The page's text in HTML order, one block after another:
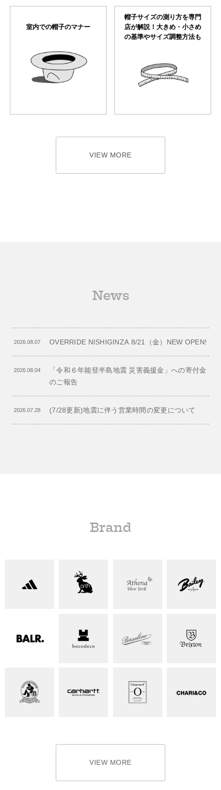
室内での帽子のマナー
帽子サイズの測り方を専門
店が解説！大きめ・小さめ
の基準やサイズ調整方法も
VIEW MORE
News
2026.08.07 OVERRIDE NISHIGINZA 8/21（金）NEW OPEN!
2026.08.04
「令和６年能登半島地震 災害義援金」への寄付金
のご報告
2026.07.28 (7/28更新)地震に伴う営業時間の変更について
Brand
VIEW MORE